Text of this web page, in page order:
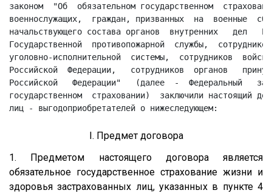
законом  "Об  обязательном государственном
военнослужащих,  граждан, призванных  на  военные
начальствующего состава органов  внутренних   дел
Государственной  противопожарной  службы,
уголовно-исполнительной  системы,  сотрудников  войск
Российской  Федерации,   сотрудников  органов
Российской   Федерации"   (далее  -  Федеральный
государственном  страховании)  заключили настоящий
I. Предмет договора
1. Предметом настоящего договора является
обязательное государственное страхование жизни и
здоровья застрахованных лиц, указанных в пункте 4